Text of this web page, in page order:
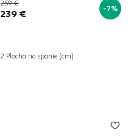
259 €
239 € -7%
2 Plocha na spanie (cm)